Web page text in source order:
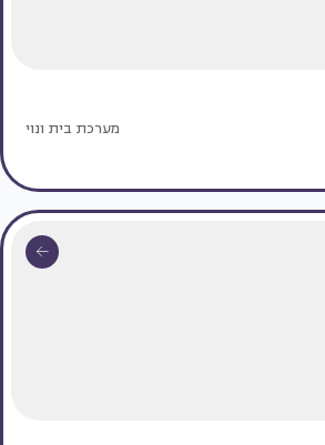
מערכת בית ונוי